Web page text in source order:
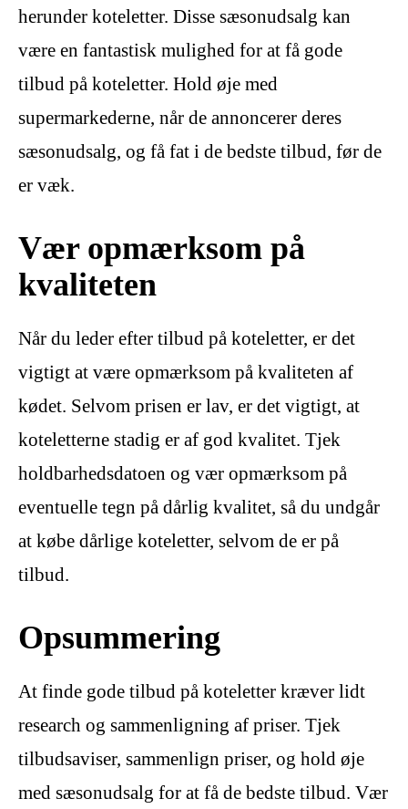
herunder koteletter. Disse sæsonudsalg kan
være en fantastisk mulighed for at få gode
tilbud på koteletter. Hold øje med
supermarkederne, når de annoncerer deres
sæsonudsalg, og få fat i de bedste tilbud, før de
er væk.
Vær opmærksom på
kvaliteten
Når du leder efter tilbud på koteletter, er det
vigtigt at være opmærksom på kvaliteten af
kødet. Selvom prisen er lav, er det vigtigt, at
koteletterne stadig er af god kvalitet. Tjek
holdbarhedsdatoen og vær opmærksom på
eventuelle tegn på dårlig kvalitet, så du undgår
at købe dårlige koteletter, selvom de er på
tilbud.
Opsummering
At finde gode tilbud på koteletter kræver lidt
research og sammenligning af priser. Tjek
tilbudsaviser, sammenlign priser, og hold øje
med sæsonudsalg for at få de bedste tilbud. Vær